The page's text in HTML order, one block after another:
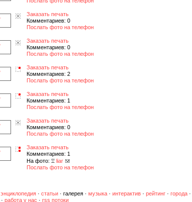
Заказать печать
Комментариев: 0
Послать фото на телефон
Заказать печать
Комментариев: 0
Послать фото на телефон
Заказать печать
Комментариев: 2
Послать фото на телефон
Заказать печать
Комментариев: 1
Послать фото на телефон
Заказать печать
Комментариев: 0
Послать фото на телефон
Заказать печать
Комментариев: 1
На фото:
liar
Послать фото на телефон
энциклопедия · статьи · галерея · музыка · интерактив · рейтинг · города ·
· работа у нас · rss потоки